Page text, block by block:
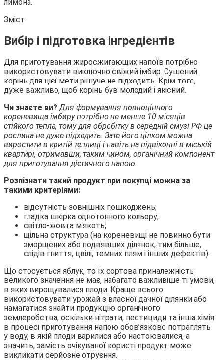
лимона.
Зміст
Вибір і підготовка інгредієнтів
Для приготування жиросжигающих напоїв потрібно
використовувати виключно свіжий імбир. Сушений
корінь для цієї мети рішуче не підходить. Крім того,
дуже важливо, щоб корінь був молодий і якісний.
Чи знаєте ви? Для формування повноцінного
кореневища імбиру потрібно не менше 10 місяців
стійкого тепла, тому для обробітку в середній смузі РФ це
рослина не дуже підходить. Зате його цілком можна
виростити в критій теплиці і навіть на підвіконні в міській
квартирі, отримавши, таким чином, органічний компонент
для приготування дієтичного напою.
Розпізнати такий продукт при покупці можна за
такими критеріями:
відсутність зовнішніх пошкоджень;
гладка шкірка однотонного кольору;
світло-жовта м’якоть;
щільна структура (на кореневищі не повинно бути
зморщених або подвявших ділянок, тим більше,
слідів гниття, цвілі, темних плям і інших дефектів).
Що стосується яблук, то їх сортова приналежність
великого значення не має, набагато важливіше ті умови,
в яких вирощувалися плоди. Краще всього
використовувати урожай з власної дачної ділянки або
намагатися знайти продукцію органічного
землеробства, оскільки нітрати, пестициди та інша хімія
в процесі приготування напою обов’язково потраплять
у воду, в якій плоди варилися або настоювалися, а
значить, замість очікуваної користі продукт може
викликати серйозне отруєння.